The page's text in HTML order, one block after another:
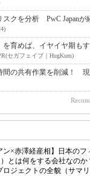
スクを分析 PwC Japanが
を育めば、イヤイヤ期
セガフェイブ｜HugKum)
間の共有作業を削減！
ン×赤澤経産相】日本の
とは何をする会社なのか
ジェクトの全貌（サマリ